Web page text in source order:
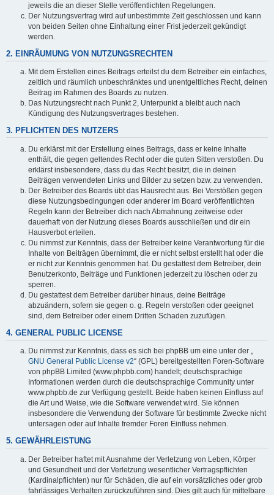
jeweils die an dieser Stelle veröffentlichten Regelungen.
Der Nutzungsvertrag wird auf unbestimmte Zeit geschlossen und kann
von beiden Seiten ohne Einhaltung einer Frist jederzeit gekündigt
werden.
2. EINRÄUMUNG VON NUTZUNGSRECHTEN
Mit dem Erstellen eines Beitrags erteilst du dem Betreiber ein einfaches,
zeitlich und räumlich unbeschränktes und unentgeltliches Recht, deinen
Beitrag im Rahmen des Boards zu nutzen.
Das Nutzungsrecht nach Punkt 2, Unterpunkt a bleibt auch nach
Kündigung des Nutzungsvertrages bestehen.
3. PFLICHTEN DES NUTZERS
Du erklärst mit der Erstellung eines Beitrags, dass er keine Inhalte
enthält, die gegen geltendes Recht oder die guten Sitten verstoßen. Du
erklärst insbesondere, dass du das Recht besitzt, die in deinen
Beiträgen verwendeten Links und Bilder zu setzen bzw. zu verwenden.
Der Betreiber des Boards übt das Hausrecht aus. Bei Verstößen gegen
diese Nutzungsbedingungen oder anderer im Board veröffentlichten
Regeln kann der Betreiber dich nach Abmahnung zeitweise oder
dauerhaft von der Nutzung dieses Boards ausschließen und dir ein
Hausverbot erteilen.
Du nimmst zur Kenntnis, dass der Betreiber keine Verantwortung für die
Inhalte von Beiträgen übernimmt, die er nicht selbst erstellt hat oder die
er nicht zur Kenntnis genommen hat. Du gestattest dem Betreiber, dein
Benutzerkonto, Beiträge und Funktionen jederzeit zu löschen oder zu
sperren.
Du gestattest dem Betreiber darüber hinaus, deine Beiträge
abzuändern, sofern sie gegen o. g. Regeln verstoßen oder geeignet
sind, dem Betreiber oder einem Dritten Schaden zuzufügen.
4. GENERAL PUBLIC LICENSE
Du nimmst zur Kenntnis, dass es sich bei phpBB um eine unter der „
GNU General Public License v2“ (GPL) bereitgestellten Foren-Software
von phpBB Limited (www.phpbb.com) handelt; deutschsprachige
Informationen werden durch die deutschsprachige Community unter
www.phpbb.de zur Verfügung gestellt. Beide haben keinen Einfluss auf
die Art und Weise, wie die Software verwendet wird. Sie können
insbesondere die Verwendung der Software für bestimmte Zwecke nicht
untersagen oder auf Inhalte fremder Foren Einfluss nehmen.
5. GEWÄHRLEISTUNG
Der Betreiber haftet mit Ausnahme der Verletzung von Leben, Körper
und Gesundheit und der Verletzung wesentlicher Vertragspflichten
(Kardinalpflichten) nur für Schäden, die auf ein vorsätzliches oder grob
fahrlässiges Verhalten zurückzuführen sind. Dies gilt auch für mittelbare